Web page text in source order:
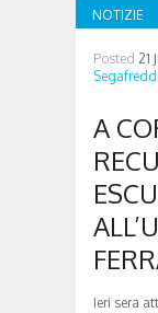
NOTIZIE
Posted 21
A
Ieri sera